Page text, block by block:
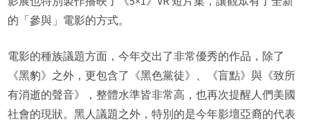
的「參與」電影的方式。
電影的種族議題方面，今年交出了非常優秀的作品，除了
《黑豹》之外，更包含了《黑色黨徒》、《盲點》與《致所
有消逝的聲音》，整體水準皆非常高，也再次提醒人們美國
社會的現狀。黑人議題之外，特別的是今年影壇亞裔的代表